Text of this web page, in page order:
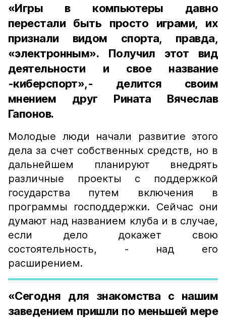
«Игры в компьютеры давно
перестали быть просто играми, их
признали видом спорта, правда,
«электронным». Получил этот вид
деятельности и свое название
-киберспорт»,- делится своим
мнением друг Рината Вячеслав
Гапонов.
Молодые люди начали развитие этого
дела за счет собственных средств, но в
дальнейшем планируют внедрять
различные проекты с поддержкой
государства путем включения в
программы господдержки. Сейчас они
думают над названием клуба и в случае,
если дело докажет свою
состоятельность, - над его
расширением.
«Сегодня для знакомства с нашим
заведением пришли по меньшей мере